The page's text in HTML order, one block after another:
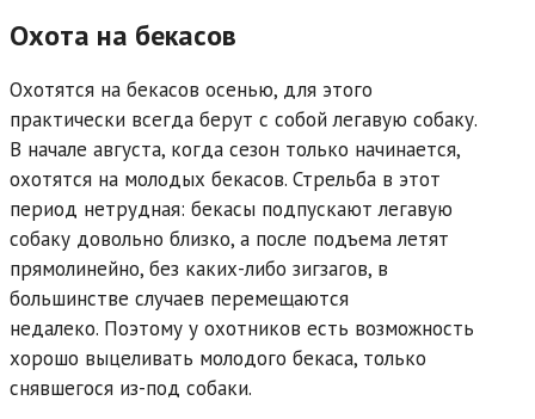
Охота на бекасов
Охотятся на бекасов осенью, для этого
практически всегда берут с собой легавую собаку.
В начале августа, когда сезон только начинается,
охотятся на молодых бекасов. Стрельба в этот
период нетрудная: бекасы подпускают легавую
собаку довольно близко, а после подъема летят
прямолинейно, без каких-либо зигзагов, в
большинстве случаев перемещаются
недалеко. Поэтому у охотников есть возможность
хорошо выцеливать молодого бекаса, только
снявшегося из-под собаки.